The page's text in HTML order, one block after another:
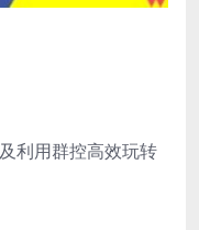
利用群控高效玩转